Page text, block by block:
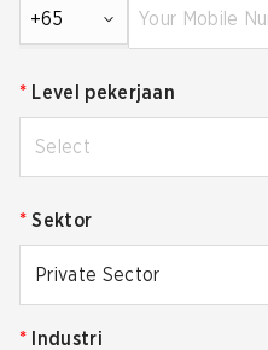
+65
* Level pekerjaan
Select
* Sektor
Private Sector
* Industri